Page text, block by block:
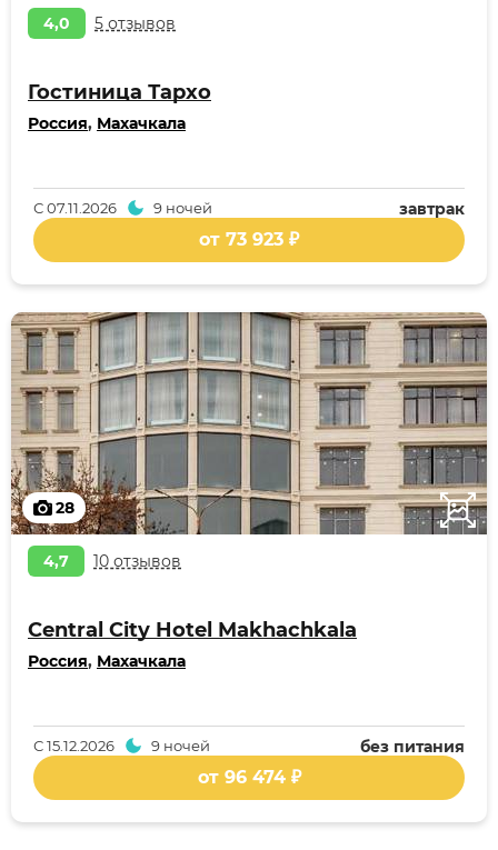
4,0 5 отзывов
Гостиница Тархо
Россия, Махачкала
завтрак
С07.11.2026 9 ночей
от 73 923 ₽
28
4,7 10 отзывов
Central City Hotel Makhachkala
Россия, Махачкала
без питания
С15.12.2026 9 ночей
от 96 474 ₽